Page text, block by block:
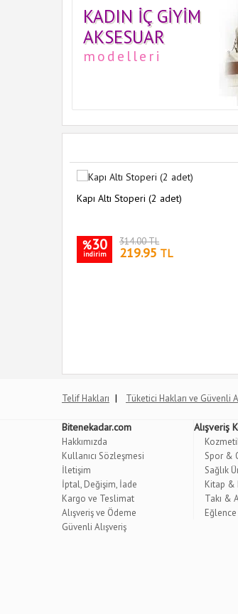
KADIN İÇ GIYIM
AKSESUAR
modelleri
Kapı Altı Stoperi (2 adet)
%30
indirim
314.00 TL
219.95 TL
Telif Hakları | Tüketici Hakları ve Güvenli
Bitenekadar.com
Hakkımızda
Kullanıcı Sözleşmesi
İletişim
İptal, Değişim, İade
Kargo ve Teslimat
Alışveriş ve Ödeme
Güvenli Alışveriş
Alışveriş
Spor &
Sağlık
Kitap &
Takı &